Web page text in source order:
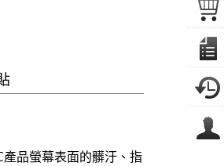
品螢幕表面的髒汙、指